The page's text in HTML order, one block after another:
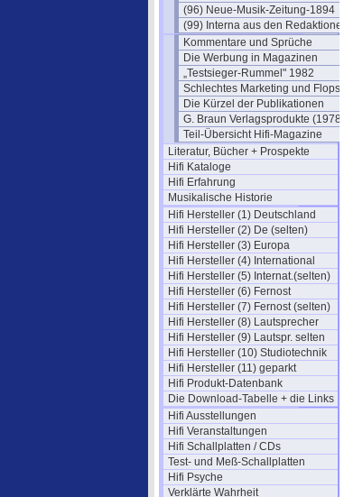
(96) Neue-Musik-Zeitung-1894
(99) Interna aus den Redaktionen
Kommentare und Sprüche
Die Werbung in Magazinen
„Testsieger-Rummel" 1982
Schlechtes Marketing und Flops
Die Kürzel der Publikationen
G. Braun Verlagsprodukte (1978)
Teil-Übersicht Hifi-Magazine
Literatur, Bücher + Prospekte
Hifi Kataloge
Hifi Erfahrung
Musikalische Historie
Hifi Hersteller (1) Deutschland
Hifi Hersteller (2) De (selten)
Hifi Hersteller (3) Europa
Hifi Hersteller (4) International
Hifi Hersteller (5) Internat.(selten)
Hifi Hersteller (6) Fernost
Hifi Hersteller (7) Fernost (selten)
Hifi Hersteller (8) Lautsprecher
Hifi Hersteller (9) Lautspr. selten
Hifi Hersteller (10) Studiotechnik
Hifi Hersteller (11) geparkt
Hifi Produkt-Datenbank
Die Download-Tabelle + die Links
Hifi Ausstellungen
Hifi Veranstaltungen
Hifi Schallplatten / CDs
Test- und Meß-Schallplatten
Hifi Psyche
Verklärte Wahrheit